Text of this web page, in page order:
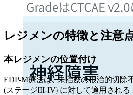
レジメンの特徴と注意
本レジメンの位置付け
EDP-M療法は､ 未治療の根治的切除
(ステージIII-IV) に対して適用される